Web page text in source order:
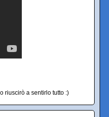
riuscirò a sentirlo tutto :)